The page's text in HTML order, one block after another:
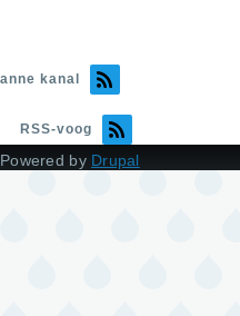
anne kanal
RSS-voog
Powered by Drupal